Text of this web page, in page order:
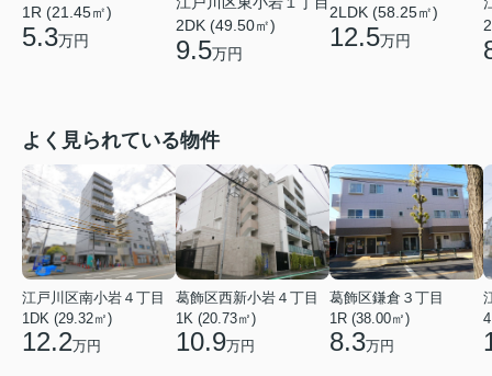
1R (21.45㎡)
5.3万円
2DK (49.50㎡)
9.5万円
2LDK (58.25㎡)
12.5万円
よく見られている物件
江戸川区南小岩４丁目
1DK (29.32㎡)
12.2万円
葛飾区西新小岩４丁目
1K (20.73㎡)
10.9万円
葛飾区鎌倉３丁目
1R (38.00㎡)
8.3万円